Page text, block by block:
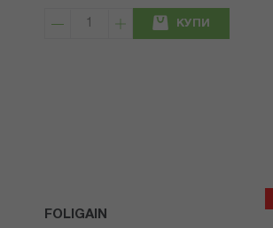
КУПИ
FOLIGAIN